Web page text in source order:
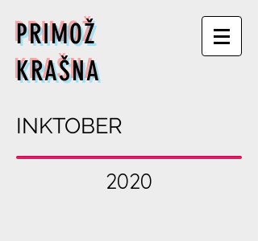
PRIMOŽ
KRAŠNA
INKTOBER
2020